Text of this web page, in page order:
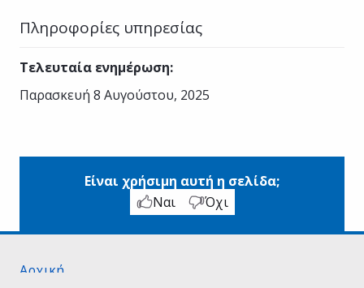
Πληροφορίες υπηρεσίας
Τελευταία ενημέρωση:
Παρασκευή 8 Αυγούστου, 2025
Είναι χρήσιμη αυτή η σελίδα;
Ναι
Όχι
Αρχική